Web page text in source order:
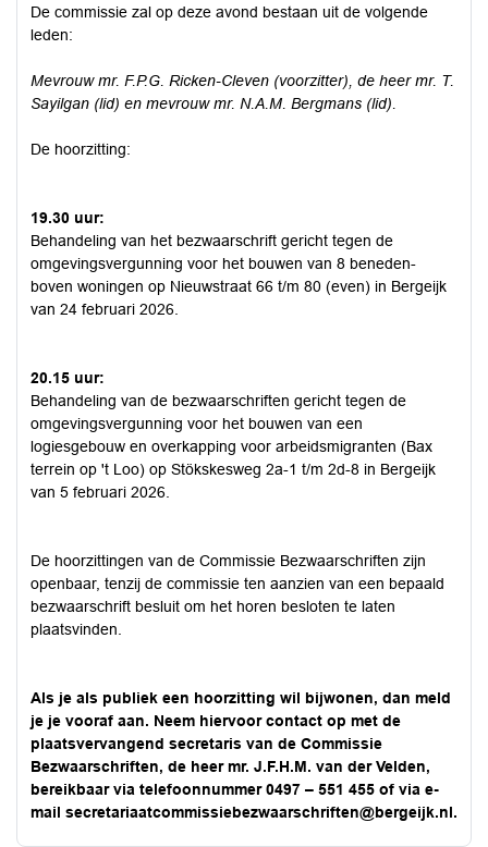
De commissie zal op deze avond bestaan uit de volgende
leden:
Mevrouw mr. F.P.G. Ricken-Cleven (voorzitter), de heer mr. T.
Sayilgan (lid) en mevrouw mr. N.A.M. Bergmans (lid).
De hoorzitting:
19.30 uur:
Behandeling van het bezwaarschrift gericht tegen de
omgevingsvergunning voor het bouwen van 8 beneden-
boven woningen op Nieuwstraat 66 t/m 80 (even) in Bergeijk
van 24 februari 2026.
20.15 uur:
Behandeling van de bezwaarschriften gericht tegen de
omgevingsvergunning voor het bouwen van een
logiesgebouw en overkapping voor arbeidsmigranten (Bax
terrein op 't Loo) op Stökskesweg 2a-1 t/m 2d-8 in Bergeijk
van 5 februari 2026.
De hoorzittingen van de Commissie Bezwaarschriften zijn
openbaar, tenzij de commissie ten aanzien van een bepaald
bezwaarschrift besluit om het horen besloten te laten
plaatsvinden.
Als je als publiek een hoorzitting wil bijwonen, dan meld
je je vooraf aan. Neem hiervoor contact op met de
plaatsvervangend secretaris van de Commissie
Bezwaarschriften, de heer mr. J.F.H.M. van der Velden,
bereikbaar via telefoonnummer 0497 – 551 455 of via e-
mail secretariaatcommissiebezwaarschriften@bergeijk.nl.